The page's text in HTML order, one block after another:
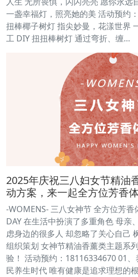
一盏幸福灯，照亮她的美 活动预约
扭棒椰子树灯 指尖妙曼，花漾世界
工 DIY 扭扭棒树灯 通过弯折、缠…
2025年庆祝三八妇女节精油
动方案，来一起全方位芳香体
-WOMENS- 三八女神节 全方位芳香
DAY 在生活中扮演了多重角色 母亲
虑身边的很多人 却忽略了关心自己
组织策划 女神节精油香薰类主题系
验！ 活动预约：18116334670 01
民养生时代 唯有健康是追求理想的